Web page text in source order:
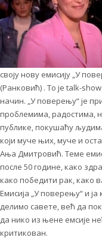
своју нову емисију „У
(Ранковић) . То је talk-
начин. „У поверењу“ је
проблемима, радостима,
публике, покушаћу
који муче њих, муче и
Ања Дмитровић. Теме
после 50 године, како
како победити рак, како
Емисија „У поверењу“ и
делимо савете, већ да
да нико из њене емсије
критикован.